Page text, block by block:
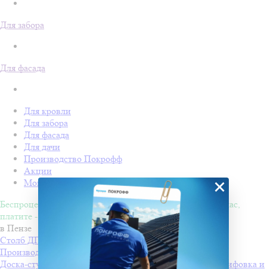
Для забора
Для фасада
Для кровли
Для забора
Для фасада
Для дачи
Производство Покрофф
Акции
Монтаж
Беспроцентная рассрочка на 4 месяца. Покупайте - сейчас,
платите - потом!
в Пензе
Столб ДПК Grand Line 100х100мм тиснение (на трубу)
Производитель
Grand Line
Доска-ступень стартовая ДПК Grand Line 160х22мм шлифовка и
×